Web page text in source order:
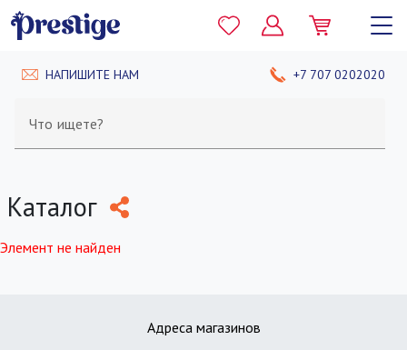
НАПИШИТЕ НАМ +7 707 0202020
Что ищете?
Каталог
Элемент не найден
Адреса магазинов